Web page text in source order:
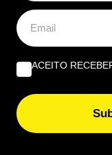
ACEITO